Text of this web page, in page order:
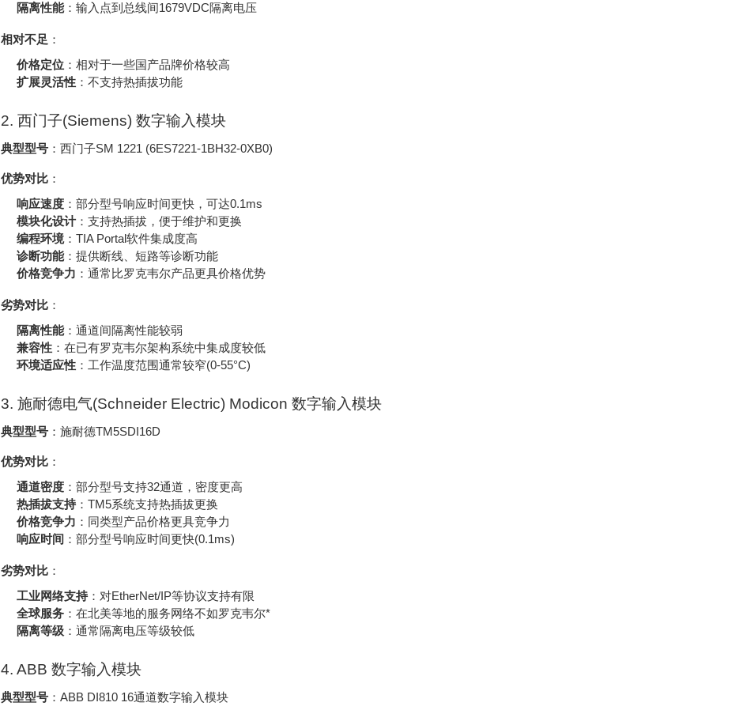
隔离性能：输入点到总线间1679VDC隔离电压
相对不足 ：
价格定位 ：相对于一些国产品牌价格较高
扩展灵活性 ：不支持热插拔功能
2. 西门子(Siemens) 数字输入模块
典型型号 ：西门子SM 1221 (6ES7221-1BH32-0XB0)
优势对比 ：
响应速度 ：部分型号响应时间更快，可达0.1ms
模块化设计：支持热插拔，便于维护和更换
编程环境：TIA Portal软件集成度高
诊断功能：提供断线、短路等诊断功能
价格竞争力 ：通常比罗克韦尔产品更具价格优势
劣势对比 ：
隔离性能：通道间隔离性能较弱
兼容性 ：在已有罗克韦尔架构系统中集成度较低
环境适应性 ：工作温度范围通常较窄(0-55°C)
3. 施耐德电气(Schneider Electric) Modicon 数字输入模块
典型型号 ：施耐德TM5SDI16D
优势对比 ：
通道密度 ：部分型号支持32通道，密度更高
热插拔支持：TM5系统支持热插拔更换
价格竞争力 ：同类型产品价格更具竞争力
响应时间 ：部分型号响应时间更快(0.1ms)
劣势对比 ：
工业网络支持：对EtherNet/IP等协议支持有限
全球服务 ：在北美等地的服务网络不如罗克韦尔*
隔离等级 ：通常隔离电压等级较低
4. ABB 数字输入模块
典型型号 ：ABB DI810 16通道数字输入模块